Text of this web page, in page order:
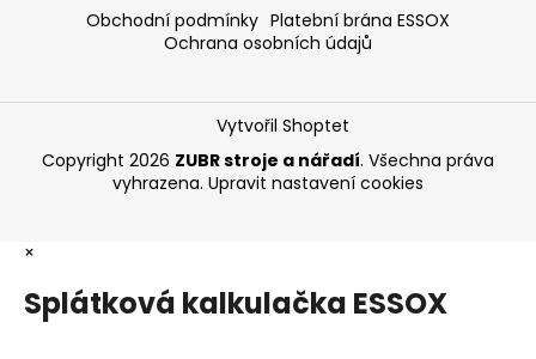
Obchodní podmínky Platební brána ESSOX
Ochrana osobních údajů
Vytvořil Shoptet
Copyright 2026 ZUBR stroje a nářadí. Všechna práva
vyhrazena. Upravit nastavení cookies
×
Splátková kalkulačka ESSOX